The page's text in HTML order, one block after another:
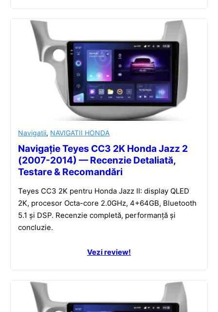
Navigatii, NAVIGATII HONDA
Navigație Teyes CC3 2K Honda Jazz 2
(2007-2014) — Recenzie Detaliată,
Testare & Recomandări
Teyes CC3 2K pentru Honda Jazz II: display QLED
2K, procesor Octa-core 2.0GHz, 4+64GB, Bluetooth
5.1 și DSP. Recenzie completă, performanță și
concluzie.
Vezi review!